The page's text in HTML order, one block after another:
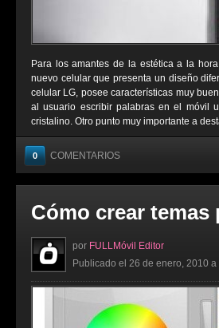
Para los amantes de la estética a la
nuevo celular que presenta un diseño
celular LG, posee características muy
al usuario escribir palabras en el móvil
cristalino. Otro punto muy importante a
0 COMENTARIOS
Cómo crear
por FULLMóvil Editor
Publicado el 26 de enero, 2010 a